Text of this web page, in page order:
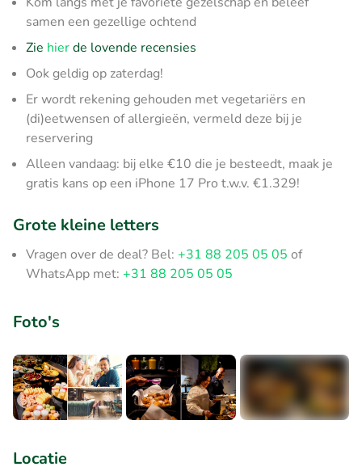
samen een gezellige ochtend
Zie hierde lovende recensies
Ook geldig op zaterdag!
Er wordt rekening gehouden met vegetariërs en
(di)eetwensen of allergieën, vermeld deze bij je
reservering
Alleen vandaag: bij elke €10 die je besteedt, maak je
gratis kans op een iPhone 17 Pro t.w.v. €1.329!
Grote kleine letters
Vragen over de deal? Bel: +31 88 205 05 05 of
WhatsApp met: +31 88 205 05 05
Foto's
Locatie